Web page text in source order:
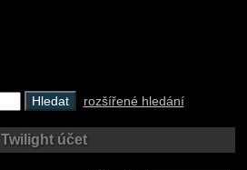
rozšířené hledání
Twilight účet